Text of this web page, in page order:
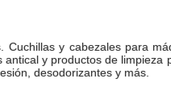
y cabezales para
y productos de limpieza
desodorizantes y más.